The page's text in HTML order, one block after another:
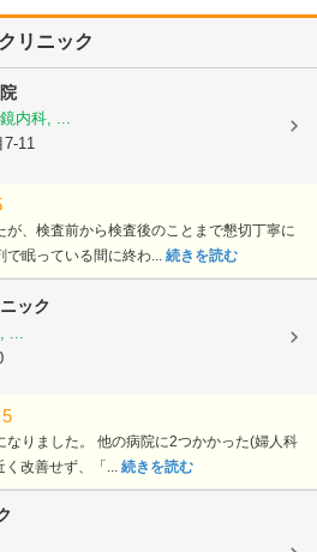
リニック
内科, ...
7-11
、検査前から検査後のことまで懇切丁寧に
で眠っている間に終わ... 続きを読む
ック
...
5
なりました。 他の病院に2つかかった(婦人科
く改善せず、「... 続きを読む